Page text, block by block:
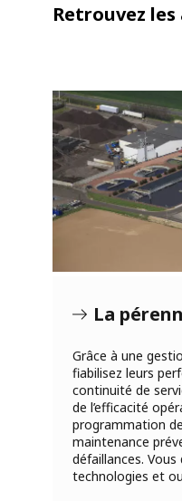
Retrouvez
La
Grâce à une
fiabilisez leurs
continuité de
de l’efficacité
programmation
maintenance
défaillances.
technologies et